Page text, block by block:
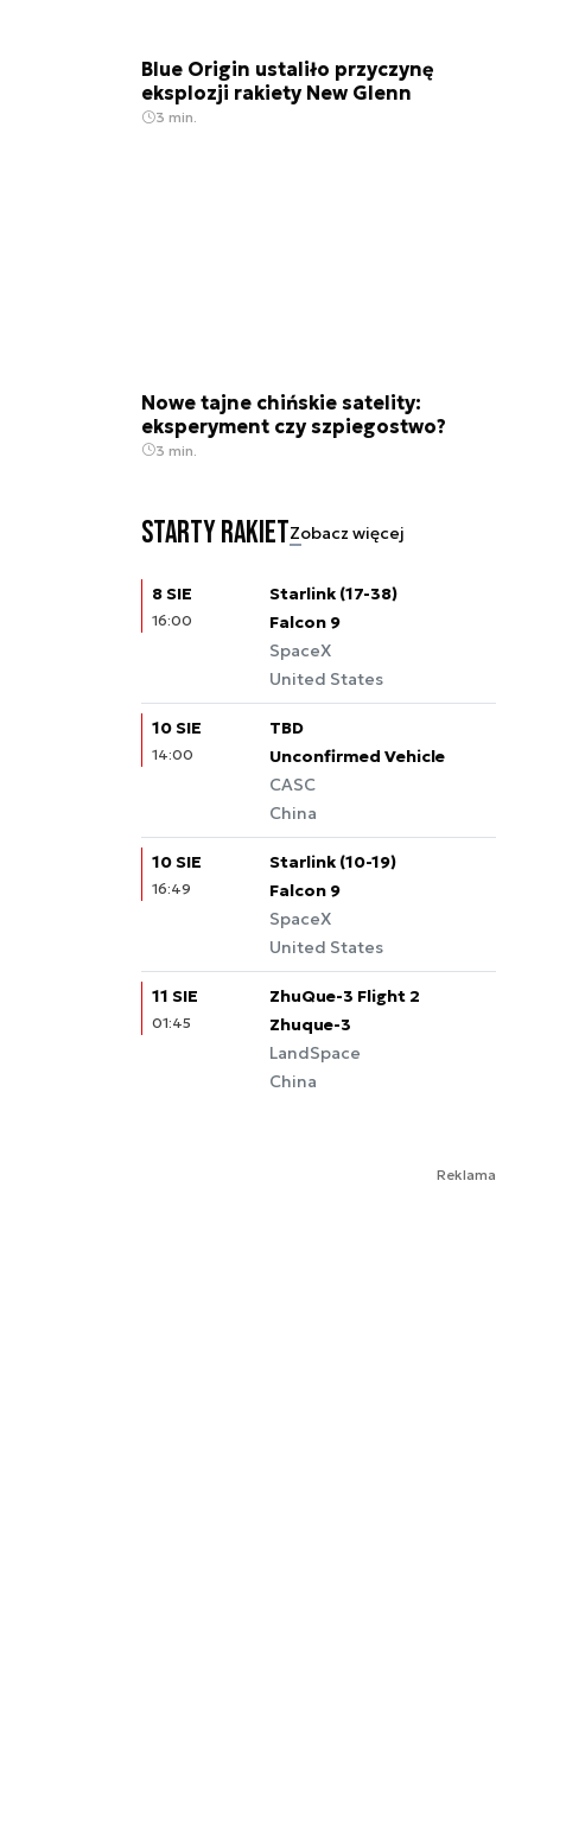
Blue Origin ustaliło przyczynę
eksplozji rakiety New Glenn
3 min.
Nowe tajne chińskie satelity:
eksperyment czy szpiegostwo?
3 min.
Starty rakietZobacz więcej
8 SIE
16:00
Starlink (17-38)
Falcon 9
SpaceX
United States
10 SIE
14:00
TBD
Unconfirmed Vehicle
CASC
China
10 SIE
16:49
Starlink (10-19)
Falcon 9
SpaceX
United States
11 SIE
01:45
ZhuQue-3 Flight 2
Zhuque-3
LandSpace
China
Reklama